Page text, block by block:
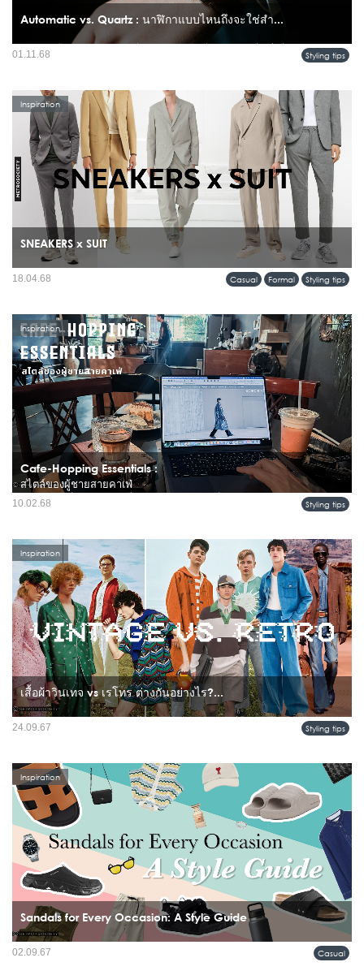
Automatic vs. Quartz : นาฬิกาแบบไหนถึงจะใช่สำ...
การเลือกซื้อนาฬิกาสักเรือนหนึ่ง นอกจากดีไซน์ที่โดนใจแล้ว สิ่งหนึ่งที่หลายคนมักจะ
Styling tips
01.11.68
SNEAKERS x SUIT
ในความคิดของใครหลายๆ คนอาจมองว่าการแต่งกายด้วยสูท ต้องใส่กับรองเท้าหนัง
ขัดเงายิ่งเป็นทรง Oxford ด้วยแล้วยิ่งทำให้ดูภูมิฐานและดูดี แต่ใครจะรู้ล่ะว่าถ้าลอง
Inspiration
Casual Formal Styling tips
18.04.68
Cafe-Hopping Essentials :
สไตล์ของผู้ชายสายคาเฟ่
สำหรับผู้ชายที่รักการออกไปนั่งชิลในคาเฟ่ ไม่ว่าจะเพื่อจิบกาแฟดี ๆ ถ่ายรูปเท่ ๆ หรือ
Inspiration
Styling tips
10.02.68
เสื้อผ้าวินเทจ vs เรโทร ต่างกันอย่างไร?...
หลายคนอาจสับสนระหว่างคำว่า "วินเทจ" และ "เรโทร" เมื่อพูดถึงเสื้อผ้า แม้ว่าทั้งสอง
คำนี้จะมีความเกี่ยวข้องกับแฟชั่นย้อนยุค แต่ก็มีความแตกต่างที่สำคัญ มาทำความ
Inspiration
Styling tips
24.09.67
Sandals for Every Occasion: A Style Guide
5 ลุคมาให้เป็นไอเดียกับรองเท้าแตะลำลองได้รับการออกแบบมาอย่างหลากหลาย
สไตล์ กลายเป็นไอเทมแฟชั่นที่แมทช์ได้กับหลายลุค เพิ่มความมีสไตล์ให้กับผู้ชายยุค
Inspiration
Casual
02.09.67